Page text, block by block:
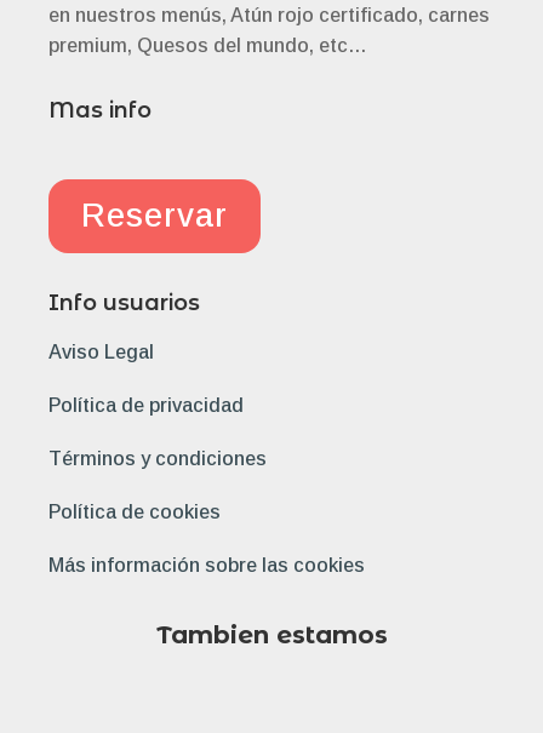
en nuestros menús, Atún rojo certificado, carnes
premium, Quesos del mundo, etc…
Mas info
Reservar
Info usuarios
Aviso Legal
Política de privacidad
Términos y condiciones
Política de cookies
Más información sobre las cookies
Tambien estamos